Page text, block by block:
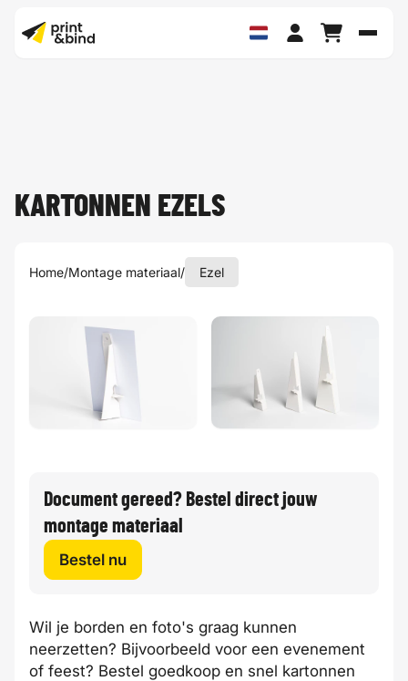
KARTONNEN EZELS
Home/Montage materiaal/ Ezel
Document gereed? Bestel direct jouw
montage materiaal
Bestel nu
Wil je borden en foto's graag kunnen
neerzetten? Bijvoorbeeld voor een evenement
of feest? Bestel goedkoop en snel kartonnen